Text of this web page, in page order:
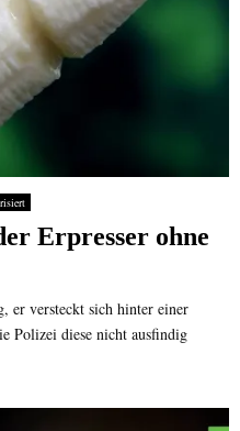
Erpresser ohne
er versteckt sich hinter einer
Polizei diese nicht ausfindig